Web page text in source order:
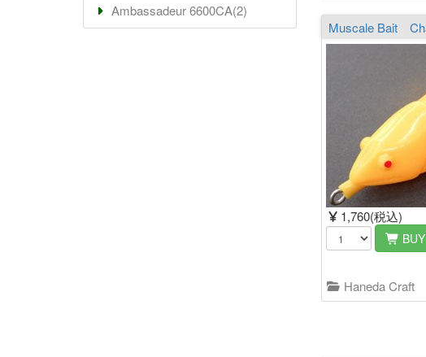
1,760(税込)
BUY
Haneda Craft
Ambassadeur 6600CA(2)